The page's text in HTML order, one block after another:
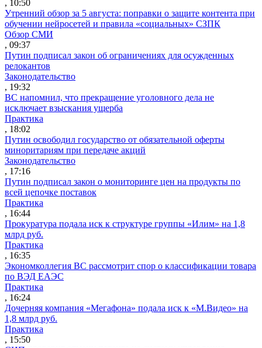
, 10:50
Утренний обзор за 5 августа: поправки о защите контента при
обучении нейросетей и правила «социальных» СЗПК
Обзор СМИ
, 09:37
Путин подписал закон об ограничениях для осужденных
релокантов
Законодательство
, 19:32
ВС напомнил, что прекращение уголовного дела не
исключает взыскания ущерба
Практика
, 18:02
Путин освободил государство от обязательной оферты
миноритариям при передаче акций
Законодательство
, 17:16
Путин подписал закон о мониторинге цен на продукты по
всей цепочке поставок
Практика
, 16:44
Прокуратура подала иск к структуре группы «Илим» на 1,8
млрд руб.
Практика
, 16:35
Экономколлегия ВС рассмотрит спор о классификации товара
по ВЭД ЕАЭС
Практика
, 16:24
Дочерняя компания «Мегафона» подала иск к «М.Видео» на
1,8 млрд руб.
Практика
, 15:50